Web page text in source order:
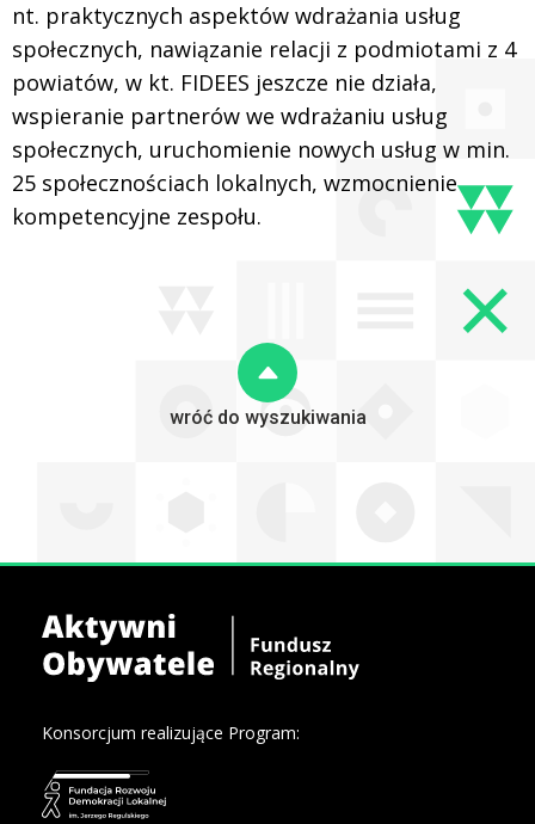
nt. praktycznych aspektów wdrażania usług
społecznych, nawiązanie relacji z podmiotami z 4
powiatów, w kt. FIDEES jeszcze nie działa,
wspieranie partnerów we wdrażaniu usług
społecznych, uruchomienie nowych usług w min.
25 społecznościach lokalnych, wzmocnienie
kompetencyjne zespołu.
wróć do wyszukiwania
Konsorcjum realizujące Program: